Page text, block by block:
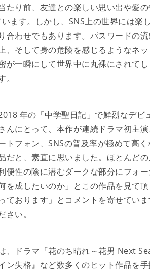
たり前、友達との楽しい思い出や愛
ます。しかし、SNS上の世界には楽
合わせでもあります。パスワードの
、そして身の危険を感じるようなネッ
が一瞬にして世界中に丸裸にされて
年の「中学聖日記」で鮮烈なデビ
にとって、本作が連続ドラマ初主演
トフォン、SNSの普及率が極めて高
だと、素直に思いました。ほとんど
便性の陰に潜むダークな部分にフォ
を成したいのか」とこの作品を見て
ております」とコメントを寄せてい
い。
、ドラマ『花のち晴れ～花男 Next
ン失格』など数多くのヒット作品を